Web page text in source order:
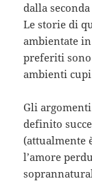
dalla
Le storie di
ambientate
preferiti
ambienti
Gli
definito
(attualmente
l’amore